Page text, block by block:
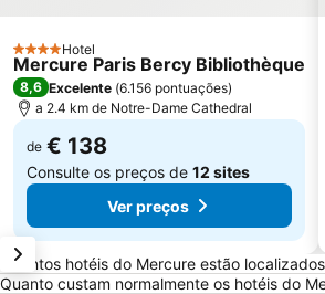
4 Estrelas
Hotel
Mercure Paris Bercy Bibliothèque
8,6 Excelente (6.156 pontuações)
a 2.4 km de Notre-Dame Cathedral
de € 138
Consulte os preços de 12 sites
Ver preços
Perguntas Frequentes sobre
Quantos hotéis do Mercure estão
Quanto custam normalmente os hotéis do